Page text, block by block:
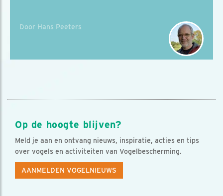
Door Hans Peeters
Op de hoogte blijven?
Meld je aan en ontvang nieuws, inspiratie, acties en tips
over vogels en activiteiten van Vogelbescherming.
AANMELDEN VOGELNIEUWS